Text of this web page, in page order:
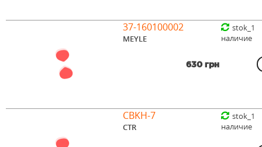
37-160100002
MEYLE
630 грн
stok_1
наличие
CBKH-7
CTR
stok_1
наличие